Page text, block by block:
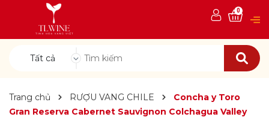
Tất cả
0
Trang chủ RƯỢU VANG CHILE
Concha y Toro
Gran Reserva Cabernet Sauvignon Colchagua Valley